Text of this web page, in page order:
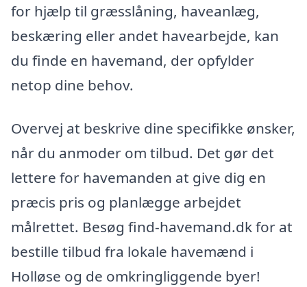
for hjælp til græsslåning, haveanlæg,
beskæring eller andet havearbejde, kan
du finde en havemand, der opfylder
netop dine behov.
Overvej at beskrive dine specifikke ønsker,
når du anmoder om tilbud. Det gør det
lettere for havemanden at give dig en
præcis pris og planlægge arbejdet
målrettet. Besøg find-havemand.dk for at
bestille tilbud fra lokale havemænd i
Holløse og de omkringliggende byer!